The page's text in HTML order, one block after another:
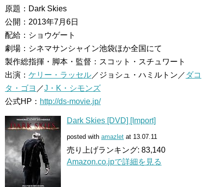
原題：Dark Skies
公開：2013年7月6日
配給：ショウゲート
劇場：シネマサンシャイン池袋ほか全国にて
製作総指揮・脚本・監督：スコット・スチュワート
出演： ケリー・ラッセル／ジョシュ・ハミルトン／ ダコ
タ・ゴヨ ／J・K・シモンズ
公式HP： http://ds-movie.jp/
Dark Skies [DVD] [Import]
posted with amazlet at 13.07.11
売り上げランキング: 83,140
Amazon.co.jpで詳細を見る